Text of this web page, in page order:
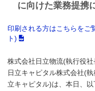
に向けた業務提携
印刷される方はこちらをご
ト)
株式会社日立物流(執行役
日立キャピタル株式会社(
立キャピタル)は、本日、